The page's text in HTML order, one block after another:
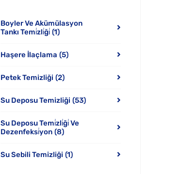
Boyler Ve Akümülasyon
Tankı Temi̇zli̇ği̇ (1)
Haşere İlaçlama (5)
Petek Temizliği (2)
Su Deposu Temizliği (53)
Su Deposu Temi̇zli̇ği̇ Ve
Dezenfeksi̇yon (8)
Su Sebili Temizliği (1)